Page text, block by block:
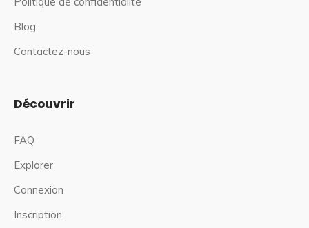
Blog
Contactez-nous
Découvrir
FAQ
Explorer
Connexion
Inscription